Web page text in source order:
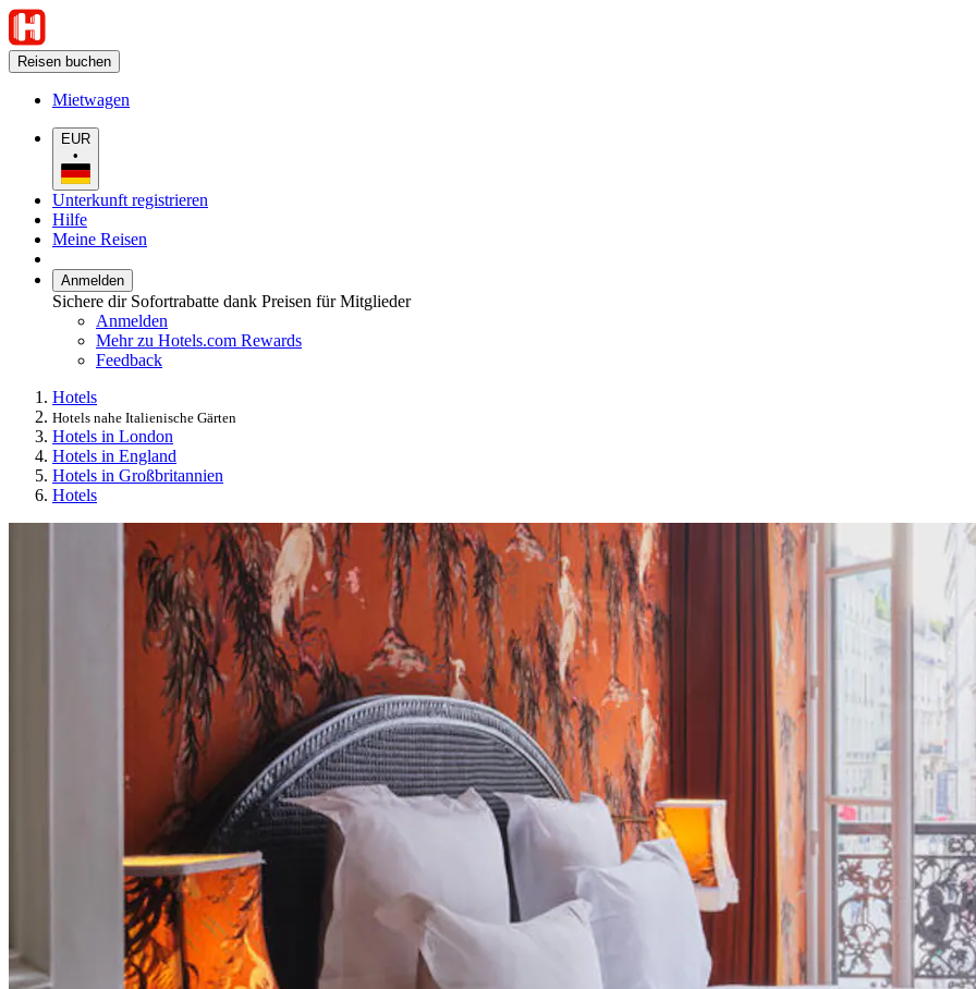
Reisen buchen
Mietwagen
EUR
•
Unterkunft registrieren
Hilfe
Meine Reisen
Anmelden
Sichere dir Sofortrabatte dank Preisen für Mitglieder
Anmelden
Mehr zu Hotels.com Rewards
Feedback
Hotels
Hotels nahe Italienische Gärten
Hotels in London
Hotels in England
Hotels in Großbritannien
Hotels